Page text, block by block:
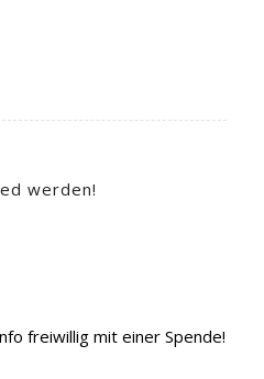
werden!
freiwillig mit einer Spende!